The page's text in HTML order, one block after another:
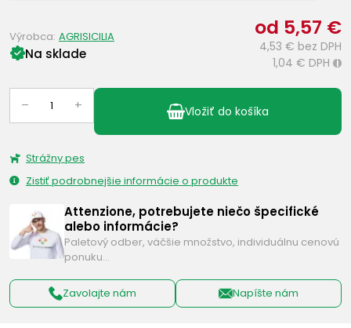
od 5,57 €
4,53 € bez DPH
1,04 € DPH i
Na sklade
Výrobca: AGRISICILIA
– + Vložiť do košíka
Strážny pes
Zistiť podrobnejšie informácie o produkte
Attenzione, potrebujete niečo špecifické
alebo informácie?
Paletový odber, väčšie množstvo, individuálnu cenovú
ponuku…
Zavolajte nám Napíšte nám